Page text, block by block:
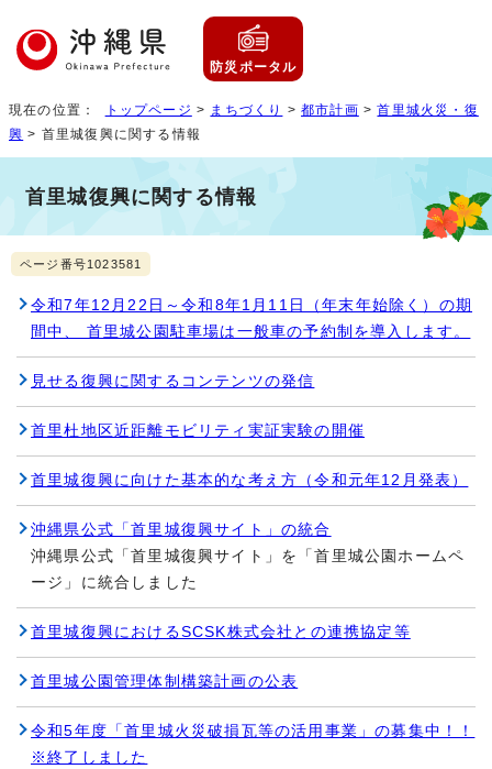
防災ポータル
現在の位置： トップページ > まちづくり >都市計画 >首里城火災・復
興 > 首里城復興に関する情報
首里城復興に関する情報
ページ番号1023581
令和7年12月22日～令和8年1月11日（年末年始除く）の期
間中、 首里城公園駐車場は一般車の予約制を導入します。
見せる復興に関するコンテンツの発信
首里杜地区近距離モビリティ実証実験の開催
首里城復興に向けた基本的な考え方（令和元年12月発表）
沖縄県公式「首里城復興サイト」の統合
沖縄県公式「首里城復興サイト」を「首里城公園ホームペ
ージ」に統合しました
首里城復興におけるSCSK株式会社との連携協定等
首里城公園管理体制構築計画の公表
令和5年度「首里城火災破損瓦等の活用事業」の募集中！！
※終了しました